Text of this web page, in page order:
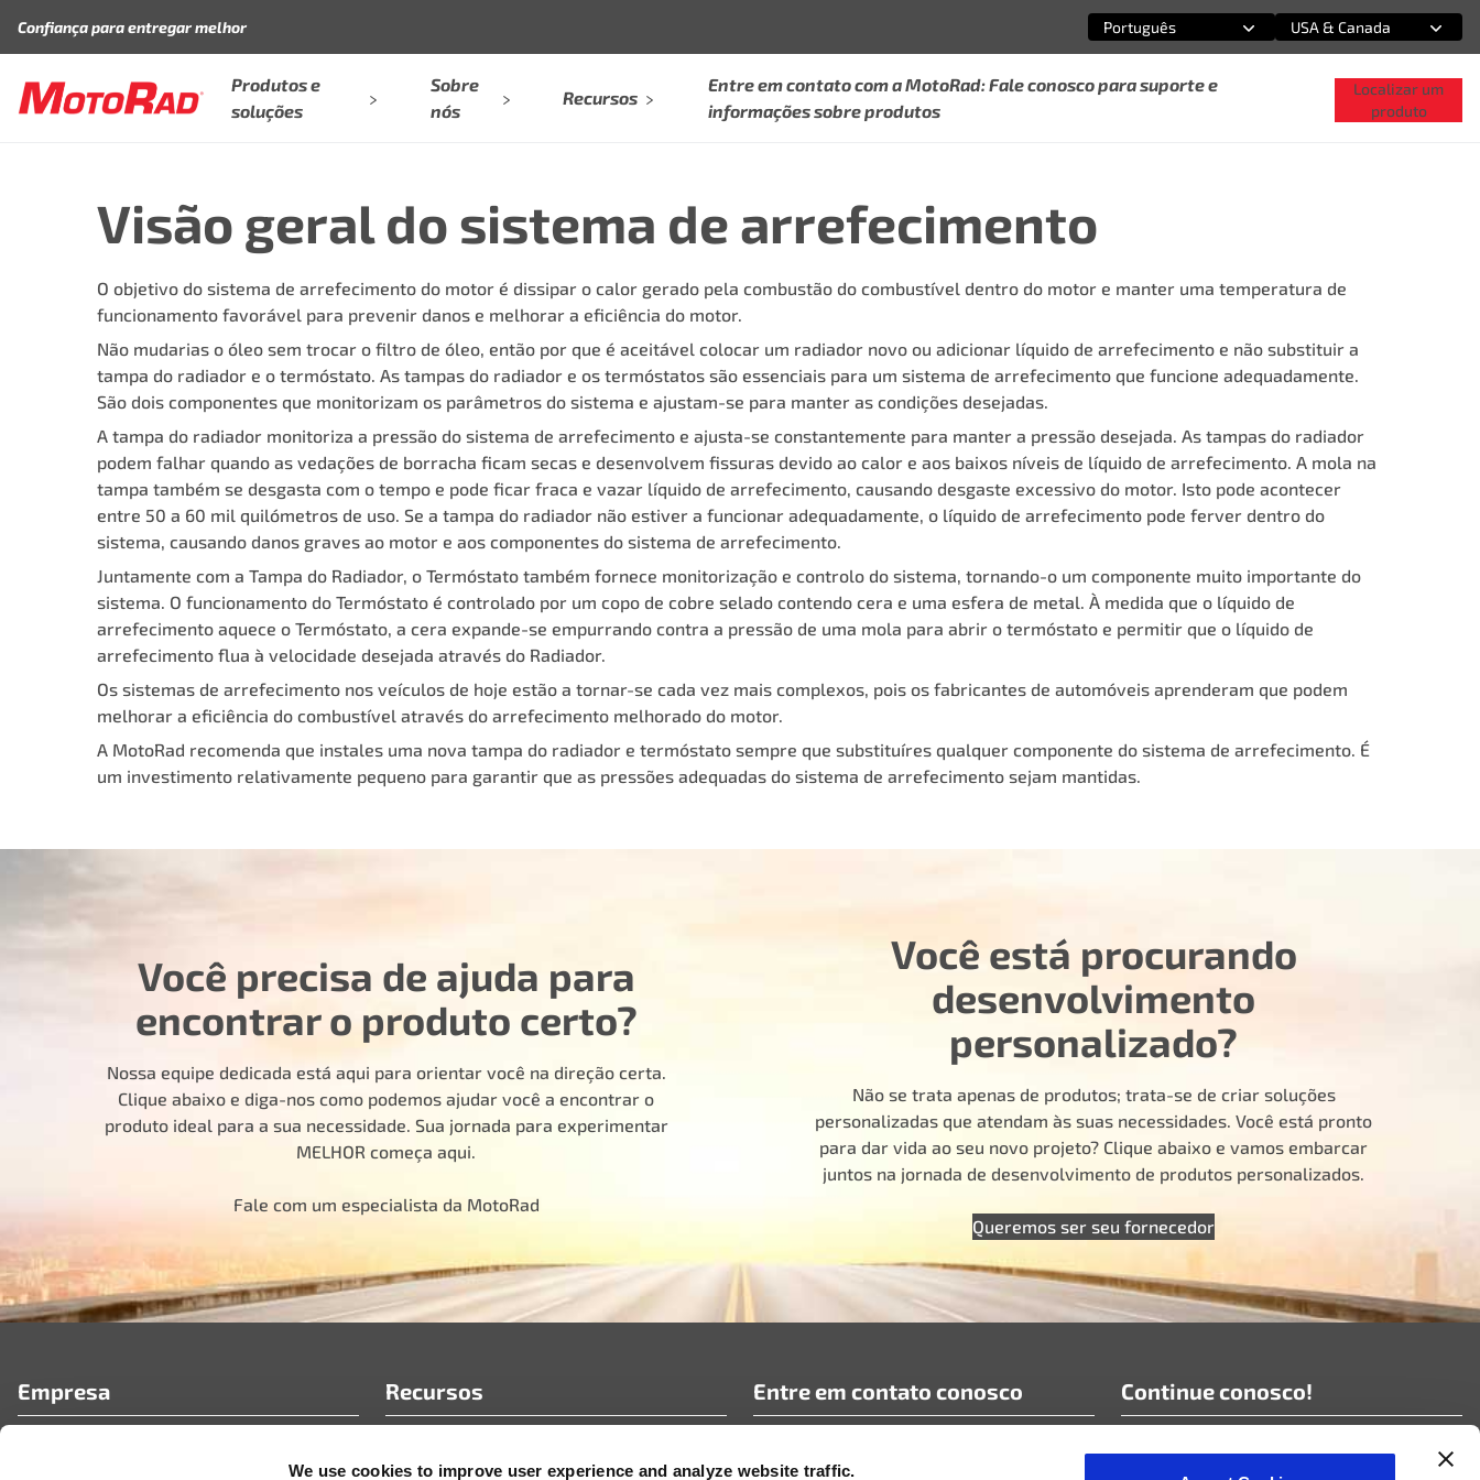
We use cookies to improve user experience and analyze website traffic.
Confiança para entregar melhor
Selecione uma opção
Português
Selecione uma opção
USA & Canada
Produtos e
soluções
Sobre
nós
Recursos
Entre em contato com a MotoRad: Fale conosco para suporte e
informações sobre produtos
Localizar um
produto
Visão geral do sistema de arrefecimento
O objetivo do sistema de arrefecimento do motor é dissipar o calor gerado pela combustão do combustível dentro do motor e manter uma temperatura de
funcionamento favorável para prevenir danos e melhorar a eficiência do motor.
Não mudarias o óleo sem trocar o filtro de óleo, então por que é aceitável colocar um radiador novo ou adicionar líquido de arrefecimento e não substituir a
tampa do radiador e o termóstato. As tampas do radiador e os termóstatos são essenciais para um sistema de arrefecimento que funcione adequadamente.
São dois componentes que monitorizam os parâmetros do sistema e ajustam-se para manter as condições desejadas.
A tampa do radiador monitoriza a pressão do sistema de arrefecimento e ajusta-se constantemente para manter a pressão desejada. As tampas do radiador
podem falhar quando as vedações de borracha ficam secas e desenvolvem fissuras devido ao calor e aos baixos níveis de líquido de arrefecimento. A mola na
tampa também se desgasta com o tempo e pode ficar fraca e vazar líquido de arrefecimento, causando desgaste excessivo do motor. Isto pode acontecer
entre 50 a 60 mil quilómetros de uso. Se a tampa do radiador não estiver a funcionar adequadamente, o líquido de arrefecimento pode ferver dentro do
sistema, causando danos graves ao motor e aos componentes do sistema de arrefecimento.
Juntamente com a Tampa do Radiador, o Termóstato também fornece monitorização e controlo do sistema, tornando-o um componente muito importante do
sistema. O funcionamento do Termóstato é controlado por um copo de cobre selado contendo cera e uma esfera de metal. À medida que o líquido de
arrefecimento aquece o Termóstato, a cera expande-se empurrando contra a pressão de uma mola para abrir o termóstato e permitir que o líquido de
arrefecimento flua à velocidade desejada através do Radiador.
Os sistemas de arrefecimento nos veículos de hoje estão a tornar-se cada vez mais complexos, pois os fabricantes de automóveis aprenderam que podem
melhorar a eficiência do combustível através do arrefecimento melhorado do motor.
A MotoRad recomenda que instales uma nova tampa do radiador e termóstato sempre que substituíres qualquer componente do sistema de arrefecimento. É
um investimento relativamente pequeno para garantir que as pressões adequadas do sistema de arrefecimento sejam mantidas.
Você precisa de ajuda para
encontrar o produto certo?
Nossa equipe dedicada está aqui para orientar você na direção certa.
Clique abaixo e diga-nos como podemos ajudar você a encontrar o
produto ideal para a sua necessidade. Sua jornada para experimentar
MELHOR começa aqui.
Fale com um especialista da MotoRad
Você está procurando
desenvolvimento
personalizado?
Não se trata apenas de produtos; trata-se de criar soluções
personalizadas que atendam às suas necessidades. Você está pronto
para dar vida ao seu novo projeto? Clique abaixo e vamos embarcar
juntos na jornada de desenvolvimento de produtos personalizados.
Queremos ser seu fornecedor
Empresa Recursos
Artigos técnicos e documentos técnicos
Entre em contato conosco
+1-888-262-4153
Continue conosco!